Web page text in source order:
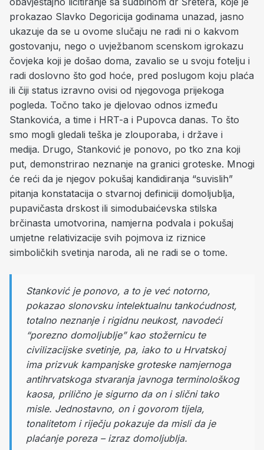
prokazao Slavko Degoricija godinama unazad, jasno
ukazuje da se u ovome slučaju ne radi ni o kakvom
gostovanju, nego o uvježbanom scenskom igrokazu
čovjeka koji je došao doma, zavalio se u svoju fotelju i
radi doslovno što god hoće, pred poslugom koju plaća
ili čiji status izravno ovisi od njegovoga prijekoga
pogleda. Točno tako je djelovao odnos između
Stankovića, a time i HRT-a i Pupovca danas. To što
smo mogli gledali teška je zlouporaba, i države i
medija. Drugo, Stanković je ponovo, po tko zna koji
put, demonstrirao neznanje na granici groteske. Mnogi
će reći da je njegov pokušaj kandidiranja “suvislih”
pitanja konstatacija o stvarnoj definiciji domoljublja,
pupavičasta drskost ili simodubaićevska stilska
brčinasta umotvorina, namjerna podvala i pokušaj
umjetne relativizacije svih pojmova iz riznice
simboličkih svetinja naroda, ali ne radi se o tome.
Stanković je ponovo, a to je već notorno,
pokazao slonovsku intelektualnu tankoćudnost,
totalno neznanje i rigidnu neukost, navodeći
“porezno domoljublje” kao stožernicu te
civilizacijske svetinje, pa, iako to u Hrvatskoj
ima prizvuk kampanjske groteske namjernoga
antihrvatskoga stvaranja javnoga terminološkog
kaosa, prilično je sigurno da on i slični tako
misle. Jednostavno, on i govorom tijela,
tonalitetom i riječju pokazuje da misli da je
plaćanje poreza – izraz domoljublja.